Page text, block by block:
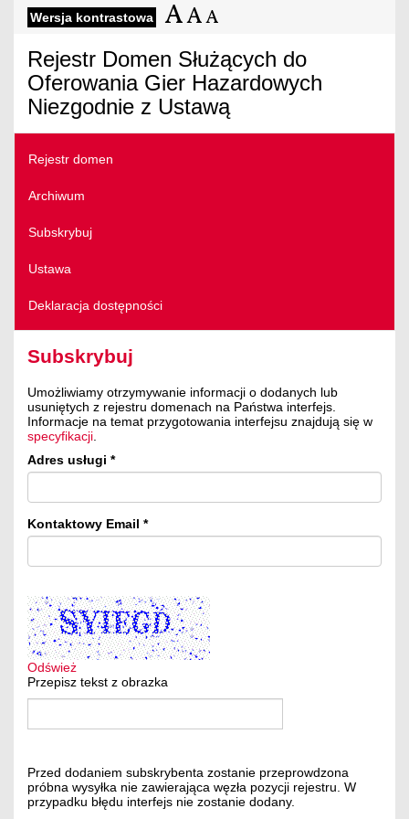
Wersja kontrastowa
Rejestr Domen Służących do
Oferowania Gier Hazardowych
Niezgodnie z Ustawą
Rejestr domen
Archiwum
Subskrybuj
Ustawa
Deklaracja dostępności
Subskrybuj
Umożliwiamy otrzymywanie informacji o dodanych lub
usuniętych z rejestru domenach na Państwa interfejs.
Informacje na temat przygotowania interfejsu znajdują się w
specyfikacji
Adres usługi
Kontaktowy Email
Odśwież
Przepisz tekst z obrazka
Przed dodaniem subskrybenta zostanie przeprowdzona
próbna wysyłka nie zawierająca węzła pozycji rejestru. W
przypadku błędu interfejs nie zostanie dodany.